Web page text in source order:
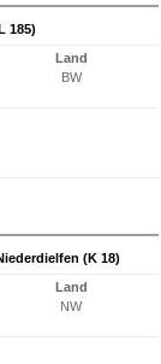
185)
Land
BW
(K 18)
Land
NW